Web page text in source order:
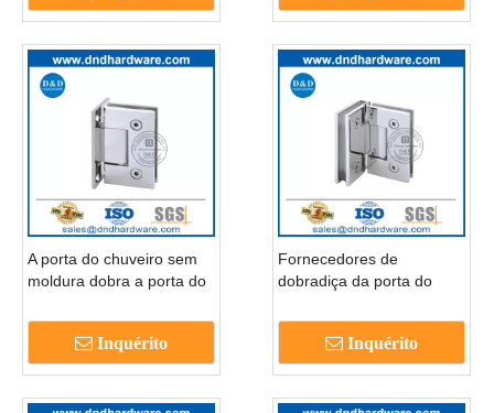
A porta do chuveiro sem
moldura dobra a porta do
vidro para parede-
ddgh001 Inquérito
Fornecedores de
dobradiça da porta do
vidro de aço inoxidável
Inquérito